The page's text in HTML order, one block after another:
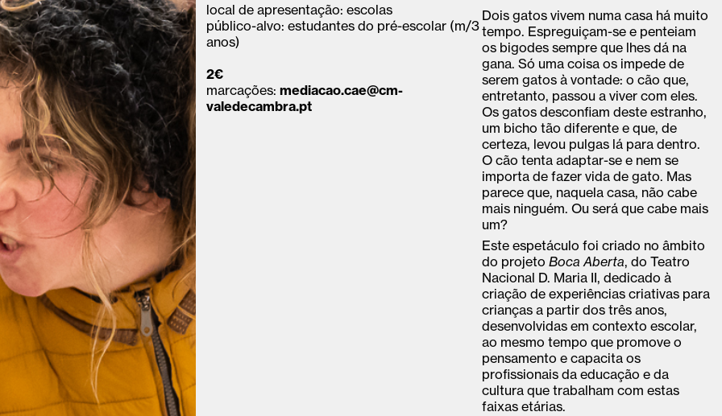
local de apresentação: escolas
público-alvo: estudantes do pré-escolar (m/3
anos)
2€
marcações: mediacao.cae@cm-
valedecambra.pt
Dois gatos vivem numa casa há muito
tempo. Espreguiçam-se e penteiam
os bigodes sempre que lhes dá na
gana. Só uma coisa os impede de
serem gatos à vontade: o cão que,
entretanto, passou a viver com eles.
Os gatos desconfiam deste estranho,
um bicho tão diferente e que, de
certeza, levou pulgas lá para dentro.
O cão tenta adaptar-se e nem se
importa de fazer vida de gato. Mas
parece que, naquela casa, não cabe
mais ninguém. Ou será que cabe mais
um?
Este espetáculo foi criado no âmbito
do projeto Boca Aberta, do Teatro
Nacional D. Maria II, dedicado à
criação de experiências criativas para
crianças a partir dos três anos,
desenvolvidas em contexto escolar,
ao mesmo tempo que promove o
pensa­mento e capacita os
profissionais da educação e da
cultura que trabalham com estas
faixas etárias.